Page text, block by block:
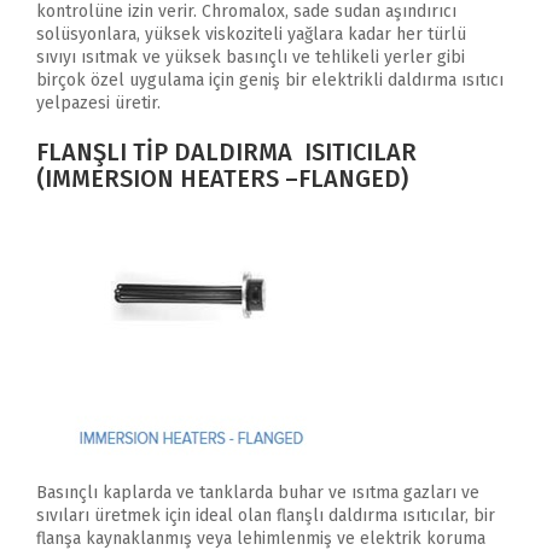
kontrolüne izin verir. Chromalox, sade sudan aşındırıcı
solüsyonlara, yüksek viskoziteli yağlara kadar her türlü
sıvıyı ısıtmak ve yüksek basınçlı ve tehlikeli yerler gibi
birçok özel uygulama için geniş bir elektrikli daldırma ısıtıcı
yelpazesi üretir.
FLANŞLI TİP DALDIRMA ISITICILAR
(IMMERSION HEATERS –FLANGED)
Basınçlı kaplarda ve tanklarda buhar ve ısıtma gazları ve
sıvıları üretmek için ideal olan flanşlı daldırma ısıtıcılar, bir
flanşa kaynaklanmış veya lehimlenmiş ve elektrik koruma